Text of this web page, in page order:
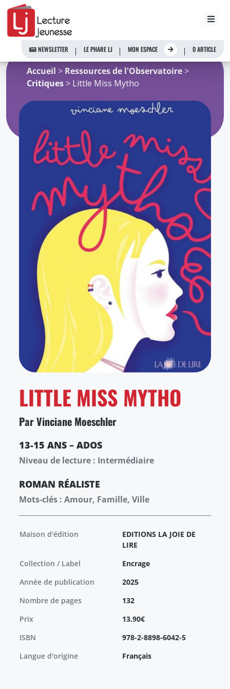
Aller
contenu
NEWSLETTER LE PHARE LJ MON ESPACE 0 ARTICLE
Accueil > Ressources de l'Observatoire >
Critiques > Little Miss Mytho
LITTLE MISS MYTHO
Par Vinciane Moeschler
13-15 ANS – ADOS
Niveau de lecture : Intermédiaire
ROMAN RÉALISTE
Mots-clés : Amour, Famille, Ville
Maison d'édition
EDITIONS LA JOIE DE
LIRE
Collection / Label
Encrage
Année de publication
2025
Nombre de pages
132
Prix
13.90€
ISBN
978-2-8898-6042-5
Langue d'origine
Français